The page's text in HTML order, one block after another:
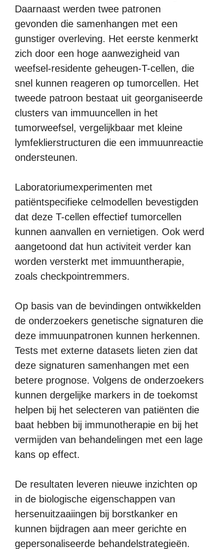
Daarnaast werden twee patronen
gevonden die samenhangen met een
gunstiger overleving. Het eerste kenmerkt
zich door een hoge aanwezigheid van
weefsel-residente geheugen-T-cellen, die
snel kunnen reageren op tumorcellen. Het
tweede patroon bestaat uit georganiseerde
clusters van immuuncellen in het
tumorweefsel, vergelijkbaar met kleine
lymfeklierstructuren die een immuunreactie
ondersteunen.
Laboratoriumexperimenten met
patiëntspecifieke celmodellen bevestigden
dat deze T-cellen effectief tumorcellen
kunnen aanvallen en vernietigen. Ook werd
aangetoond dat hun activiteit verder kan
worden versterkt met immuuntherapie,
zoals checkpointremmers.
Op basis van de bevindingen ontwikkelden
de onderzoekers genetische signaturen die
deze immuunpatronen kunnen herkennen.
Tests met externe datasets lieten zien dat
deze signaturen samenhangen met een
betere prognose. Volgens de onderzoekers
kunnen dergelijke markers in de toekomst
helpen bij het selecteren van patiënten die
baat hebben bij immunotherapie en bij het
vermijden van behandelingen met een lage
kans op effect.
De resultaten leveren nieuwe inzichten op
in de biologische eigenschappen van
hersenuitzaaiingen bij borstkanker en
kunnen bijdragen aan meer gerichte en
gepersonaliseerde behandelstrategieën.